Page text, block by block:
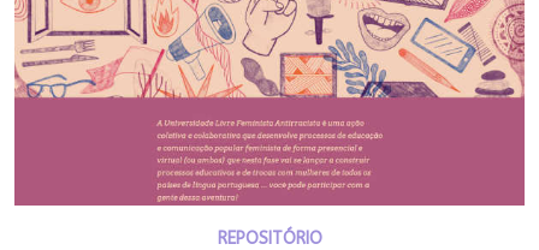
REPOSITÓRIO